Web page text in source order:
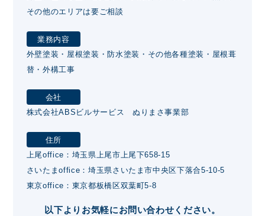
その他のエリアは要ご相談
業務内容
外壁塗装・屋根塗装・防水塗装・その他各種塗装・屋根葺
替・外構工事
会社
株式会社ABSビルサービス ぬりまさ事業部
住所
上尾office：埼玉県上尾市上尾下658-15
さいたまoffice：埼玉県さいたま市中央区下落合5-10-5
東京office：東京都板橋区双葉町5-8
以下よりお気軽にお問い合わせください。